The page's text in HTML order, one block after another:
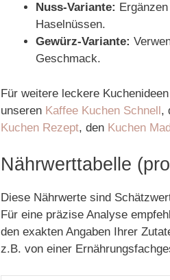
Nuss-Variante:
Haselnüssen.
Gewürz-Variante:
Geschmack.
Für weitere leckere
unseren Kaffee Kuchen Schnell,
Kuchen Rezept, den Kuchen
Nährwerttabelle
Diese Nährwerte sind
Für eine präzise Analyse
den exakten Angaben Ihrer
z.B. von einer